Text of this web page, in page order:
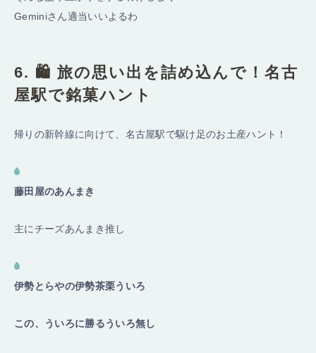
Geminiさん適当いいよるわ
6. 🛍️ 旅の思い出を詰め込んで！名古
屋駅で銘菓ハント
帰りの新幹線に向けて、名古屋駅で駆け足のお土産ハント！
藤田屋のあんまき
主にチーズあんまき推し
伊勢とらやの伊勢茶栗ういろ
この、ういろに勝るういろ無し